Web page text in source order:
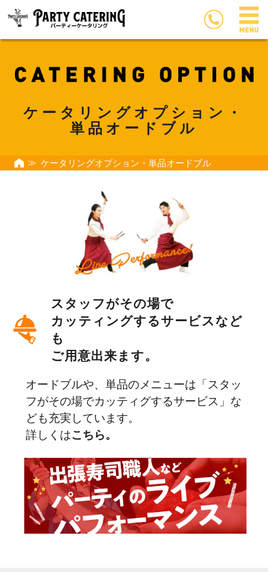
ケータリングオプション・
単品オードブル
ケータリングオプション・単品オードブル
スタッフがその場で
カッティングする サービスなど
も
ご用意出来ます。
オードブルや、単品のメニューは「スタッ
フがその場でカッティグするサービス」な
ども充実しています。
詳しくはこちら。